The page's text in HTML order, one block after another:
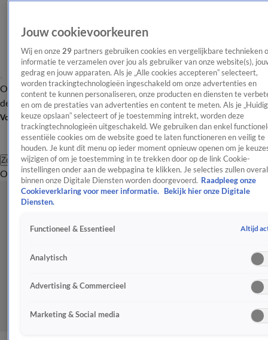
OverzichtAfleveringen Entertainment TV Algemeen
Tip
de redactieNieuwsbrief
Volg Shownieuws
Zoeken
OverzichtEntertainmentSpraakmakendRealityCrimeVideo's
Jouw cookievoorkeuren
Wij en onze 29 partners gebruiken cookies en vergelijkbare technieken
informatie te verzamelen over jou als gebruiker van onze website(s),
gedrag en jouw apparaten. Als je „Alle cookies accepteren” selecteert,
worden trackingtechnologieën ingeschakeld om onze advertenties en
content te kunnen personaliseren, onze producten en diensten te
en om de prestaties van advertenties en content te meten. Als je
keuze opslaan” selecteert of je toestemming intrekt, worden deze
trackingtechnologieën uitgeschakeld. We gebruiken dan enkel
essentiële cookies om de website goed te laten functioneren en veilig te
houden. Je kunt dit menu op ieder moment opnieuw openen om je
wijzigen of om je toestemming in te trekken door op de link Cookie-
instellingen onder aan de webpagina te klikken. Je selecties zullen overal
binnen onze Digitale Diensten worden doorgevoerd. Raadpleeg onze
Cookieverklaring voor meer informatie.
Bekijk hier onze Digitale
Diensten.
Functioneel & Essentieel Altijd
Analytisch
Advertising & Commercieel
Marketing & Social media